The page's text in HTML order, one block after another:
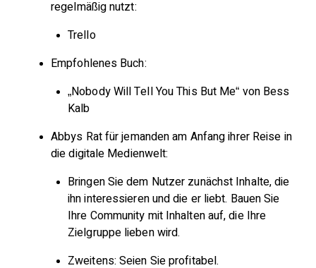
regelmäßig nutzt:
Trello
Empfohlenes Buch:
„Nobody Will Tell You This But Me“ von Bess
Kalb
Abbys Rat für jemanden am Anfang ihrer Reise in
die digitale Medienwelt:
Bringen Sie dem Nutzer zunächst Inhalte, die
ihn interessieren und die er liebt. Bauen Sie
Ihre Community mit Inhalten auf, die Ihre
Zielgruppe lieben wird.
Zweitens: Seien Sie profitabel.